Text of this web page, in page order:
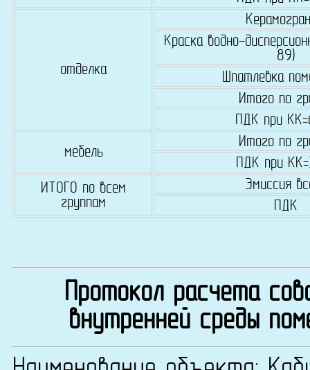
отделка
Краска водно-
89)
Шпатлевка
Итого по
ПДК при
мебель
Итого по
ПДК при
ИТОГО по всем
группам
Эмиссия
ПДК
Протокол расчета
внутренней среды